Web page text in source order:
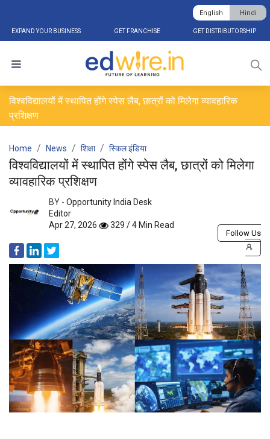
EXPAND YOUR BUSINESS GET FRANCHISE GET DISTRIBUTORSHIP
English Hindi
विश्वविद्यालयों में स्थापित होंगे स्पेस लैब, छात्रों को मिलेगा व्यावहारिक
प्रशिक्षण
Home News शिक्षा स्किल इंडिया
विश्वविद्यालयों में स्थापित होंगे स्पेस लैब, छात्रों को मिलेगा
व्यावहारिक प्रशिक्षण
BY - Opportunity India Desk
Editor
Apr 27, 2026
329 / 4 Min Read
Follow Us